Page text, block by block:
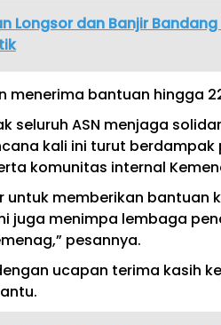
Longsor dan Banjir Bandang
menerima bantuan hingga
seluruh ASN menjaga
kali ini turut
komunitas internal
untuk memberikan bantuan
juga menimpa lembaga
pesannya.
ucapan terima kasih